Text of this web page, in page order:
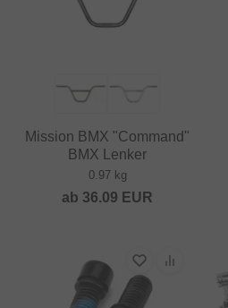
Mission BMX "Command"
BMX Lenker
0.97 kg
ab 36.09 EUR